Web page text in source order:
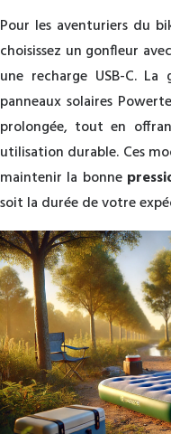
Pour les aventuriers du
choisissez un gonfleur
une recharge USB-C.
panneaux solaires
prolongée, tout en
utilisation durable. Ces
maintenir la bonne
soit la durée de votre